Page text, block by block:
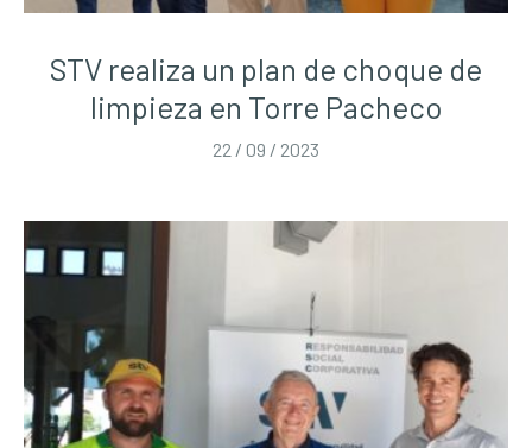
STV realiza un plan de choque de
limpieza en Torre Pacheco
22 / 09 / 2023